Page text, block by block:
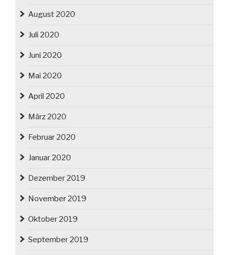
August 2020
Juli 2020
Juni 2020
Mai 2020
April 2020
März 2020
Februar 2020
Januar 2020
Dezember 2019
November 2019
Oktober 2019
September 2019